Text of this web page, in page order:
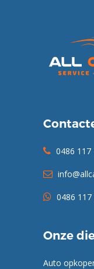
0486 117
0486 117
Onze
Auto